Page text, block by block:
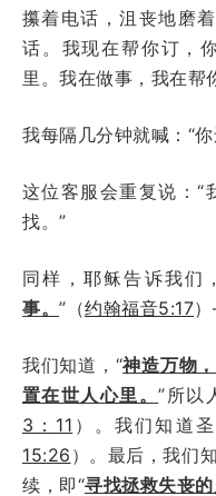
攥着电话，沮丧地磨
话。我现在帮你订，
里。我在做事，我在帮
我每隔几分钟就喊：“
这位客服会重复说：“
找。”
同样，耶稣告诉我们
事。 ”（约翰福音5:17
我们知道，“神造万物
置在世人心里。”所以
3：11 ）。我们知道
15:26 ）。最后，我们
续，即“寻找拯救失丧的